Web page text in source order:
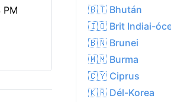
PM
🇧🇹 Bhután
🇮🇴 Brit Indiai-
🇧🇳 Brunei
🇲🇲 Burma
🇨🇾 Ciprus
🇰🇷 Dél-Korea